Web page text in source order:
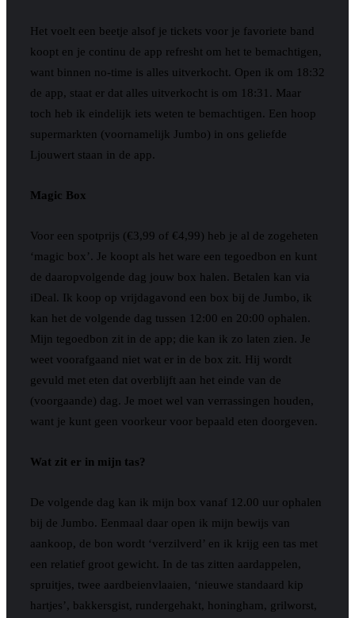
Het voelt een beetje alsof je tickets voor je favoriete band
koopt en je continu de app refresht om het te bemachtigen,
want binnen no-time is alles uitverkocht. Open ik om 18:32
de app, staat er dat alles uitverkocht is om 18:31. Maar
toch heb ik eindelijk iets weten te bemachtigen. Een hoop
supermarkten (voornamelijk Jumbo) in ons geliefde
Ljouwert staan in de app.
Magic Box
Voor een spotprijs (€3,99 of €4,99) heb je al de zogeheten
‘magic box’. Je koopt als het ware een tegoedbon en kunt
de daaropvolgende dag jouw box halen. Betalen kan via
iDeal. Ik koop op vrijdagavond een box bij de Jumbo, ik
kan het de volgende dag tussen 12:00 en 20:00 ophalen.
Mijn tegoedbon zit in de app; die kan ik zo laten zien. Je
weet voorafgaand niet wat er in de box zit. Hij wordt
gevuld met eten dat overblijft aan het einde van de
(voorgaande) dag. Je moet wel van verrassingen houden,
want je kunt geen voorkeur voor bepaald eten doorgeven.
Wat zit er in mijn tas?
De volgende dag kan ik mijn box vanaf 12.00 uur ophalen
bij de Jumbo. Eenmaal daar open ik mijn bewijs van
aankoop, de bon wordt ‘verzilverd’ en ik krijg een tas met
een relatief groot gewicht. In de tas zitten aardappelen,
spruitjes, twee aardbeienvlaaien, ‘nieuwe standaard kip
hartjes’, bakkersgist, rundergehakt, honingham, grilworst,